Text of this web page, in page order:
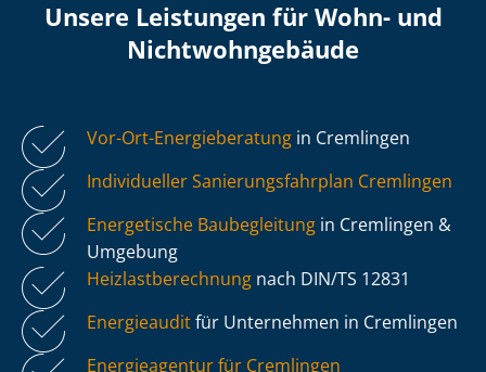
Unsere Leistungen für Wohn- und
Nicht­wohn­ge­bäu­de
Vor-Ort-Energieberatung in Cremlingen
Individueller Sa­nie­rungs­fahr­plan Cremlingen
Energetische Baubegleitung in Cremlingen &
Umgebung
Heiz­last­be­rech­nung nach DIN/TS 12831
Energieauditfür Unternehmen in Cremlingen
Energieagentur für Cremlingen